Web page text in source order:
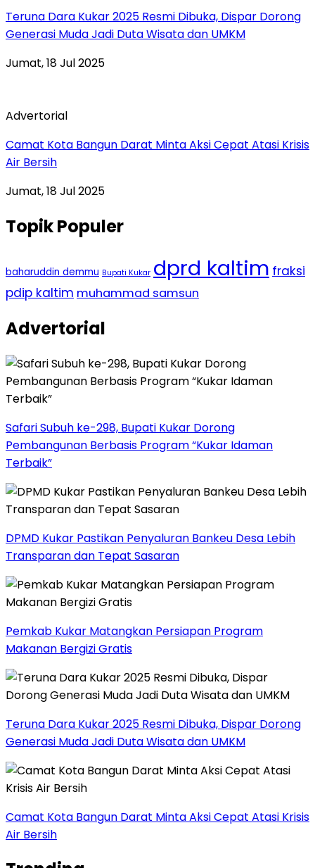
Teruna Dara Kukar 2025 Resmi Dibuka, Dispar Dorong
Generasi Muda Jadi Duta Wisata dan UMKM
Jumat, 18 Jul 2025
Advertorial
Camat Kota Bangun Darat Minta Aksi Cepat Atasi Krisis
Air Bersih
Jumat, 18 Jul 2025
Topik Populer
baharuddin demmu Bupati Kukar dprd kaltim fraksi
pdip kaltim muhammad samsun
Advertorial
Safari Subuh ke-298, Bupati Kukar Dorong
Pembangunan Berbasis Program “Kukar Idaman
Terbaik”
DPMD Kukar Pastikan Penyaluran Bankeu Desa Lebih
Transparan dan Tepat Sasaran
Pemkab Kukar Matangkan Persiapan Program
Makanan Bergizi Gratis
Teruna Dara Kukar 2025 Resmi Dibuka, Dispar Dorong
Generasi Muda Jadi Duta Wisata dan UMKM
Camat Kota Bangun Darat Minta Aksi Cepat Atasi Krisis
Air Bersih